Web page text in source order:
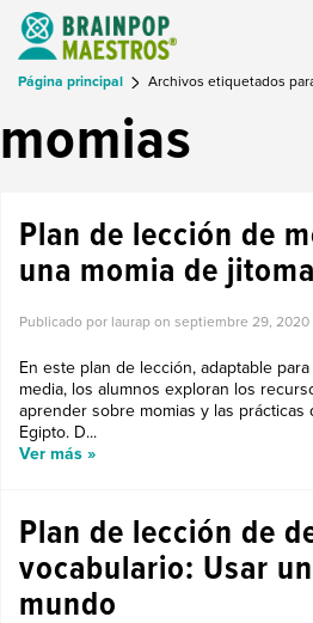
Página principal Archivos etiquetados
momias
Plan de lección de
una momia de
Publicado por laurap on septiembre 29, 2020
En este plan de lección, adaptable
media, los alumnos exploran los
aprender sobre momias y las
Egipto. D...
Ver más »
Plan de lección de
vocabulario: Usar
mundo